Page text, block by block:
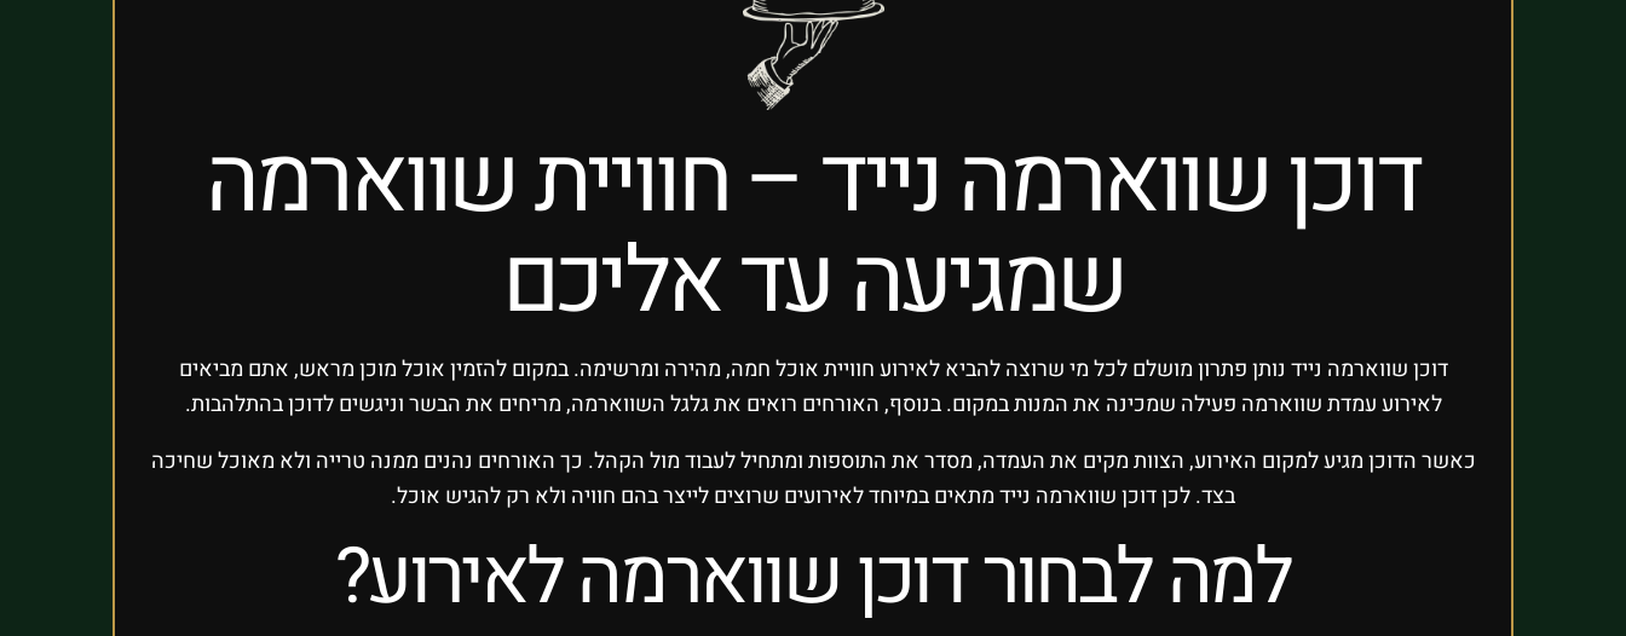
דוכן שווארמה נייד – חוויית שווארמה
שמגיעה עד אליכם
דוכן שווארמה נייד נותן פתרון מושלם לכל מי שרוצה להביא לאירוע חוויית אוכל חמה, מהירה ומרשימה. במקום להזמין אוכל מוכן מראש, אתם מביאים
לאירוע עמדת שווארמה פעילה שמכינה את המנות במקום. בנוסף, האורחים רואים את גלגל השווארמה, מריחים את הבשר וניגשים לדוכן בהתלהבות.
כאשר הדוכן מגיע למקום האירוע, הצוות מקים את העמדה, מסדר את התוספות ומתחיל לעבוד מול הקהל. כך האורחים נהנים ממנה טרייה ולא מאוכל שחיכה
בצד. לכן דוכן שווארמה נייד מתאים במיוחד לאירועים שרוצים לייצר בהם חוויה ולא רק להגיש אוכל.
למה לבחור דוכן שווארמה לאירוע?